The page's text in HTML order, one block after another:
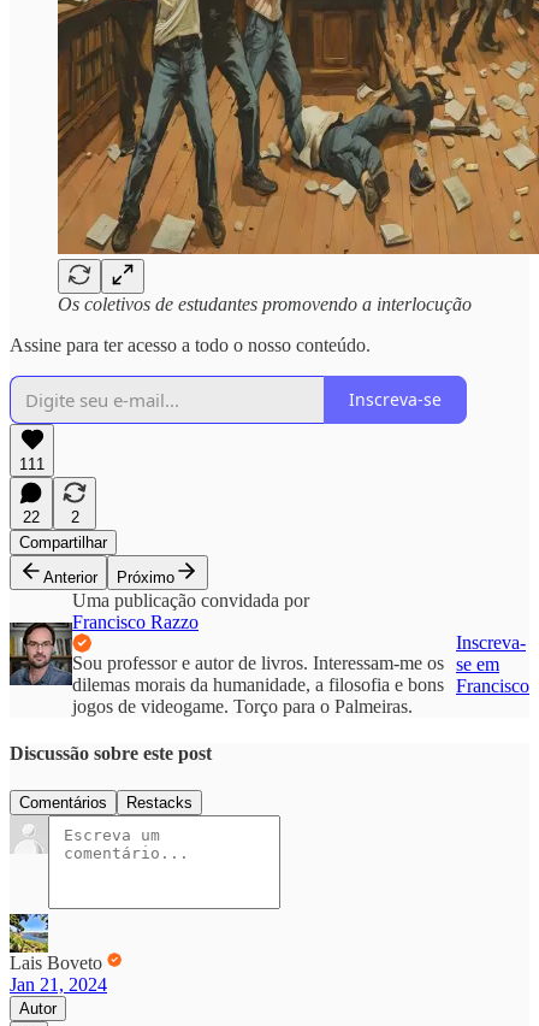
Os coletivos de estudantes promovendo a interlocução
Assine para ter acesso a todo o nosso conteúdo.
Inscreva-se
111
22
2
Compartilhar
Anterior
Próximo
Uma publicação convidada por
Francisco Razzo
Sou professor e autor de livros. Interessam-me os
dilemas morais da humanidade, a filosofia e bons
jogos de videogame. Torço para o Palmeiras.
Inscreva-
se em
Francisco
Discussão sobre este post
Comentários Restacks
Lais Boveto
Jan 21, 2024
Autor